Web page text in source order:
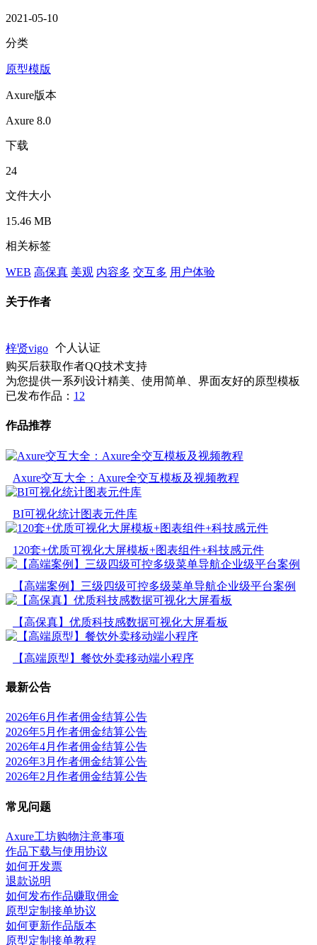
2021-05-10
分类
原型模版
Axure版本
Axure 8.0
下载
24
文件大小
15.46 MB
相关标签
WEB 高保真 美观 内容多 交互多 用户体验
关于作者
梓贤vigo
个人认证
购买后获取作者QQ技术支持
为您提供一系列设计精美、使用简单、界面友好的原型模板
已发布作品： 12
作品推荐
Axure交互大全：Axure全交互模板及视频教程
BI可视化统计图表元件库
120套+优质可视化大屏模板+图表组件+科技感元件
【高端案例】三级四级可控多级菜单导航企业级平台案例
【高保真】优质科技感数据可视化大屏看板
【高端原型】餐饮外卖移动端小程序
最新公告
2026年6月作者佣金结算公告
2026年5月作者佣金结算公告
2026年4月作者佣金结算公告
2026年3月作者佣金结算公告
2026年2月作者佣金结算公告
常见问题
Axure工坊购物注意事项
作品下载与使用协议
如何开发票
退款说明
如何发布作品赚取佣金
原型定制接单协议
如何更新作品版本
原型定制接单教程